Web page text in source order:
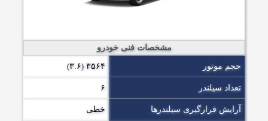
مشخصات فنی خودرو
حجم موتور ۳۵۶۴ (۳.۶)
تعداد سیلندر ۶
آرایش قرارگیری سیلندرها خطی